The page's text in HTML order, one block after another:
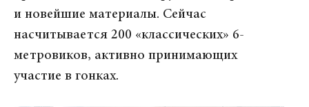
и новейшие материалы. Сейчас
насчитывается 200 «классических» 6-
метровиков, активно принимающих
участие в гонках.